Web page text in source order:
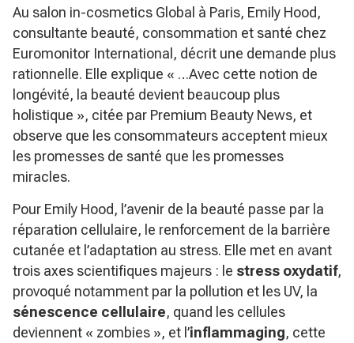
Au salon in-cosmetics Global à Paris, Emily Hood,
consultante beauté, consommation et santé chez
Euromonitor International, décrit une demande plus
rationnelle. Elle explique « …Avec cette notion de
longévité, la beauté devient beaucoup plus
holistique », citée par Premium Beauty News, et
observe que les consommateurs acceptent mieux
les promesses de santé que les promesses
miracles.
Pour Emily Hood, l’avenir de la beauté passe par la
réparation cellulaire, le renforcement de la barrière
cutanée et l’adaptation au stress. Elle met en avant
trois axes scientifiques majeurs : le stress oxydatif,
provoqué notamment par la pollution et les UV, la
sénescence cellulaire, quand les cellules
deviennent « zombies », et l’inflammaging, cette